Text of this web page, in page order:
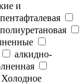
и
пентафталевая
полиуретановая
алкидно-
Холодное